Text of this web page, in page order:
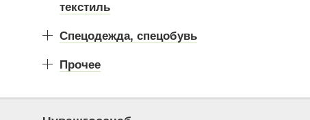
текстиль
Спецодежда, спецобувь
Прочее